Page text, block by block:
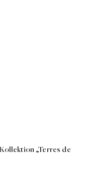
„Terres de